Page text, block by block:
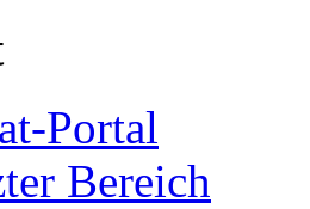
Portal
Bereich